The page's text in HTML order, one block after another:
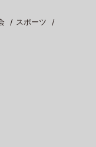
スポーツ